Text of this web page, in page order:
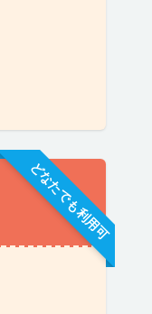
どなたでも利用可